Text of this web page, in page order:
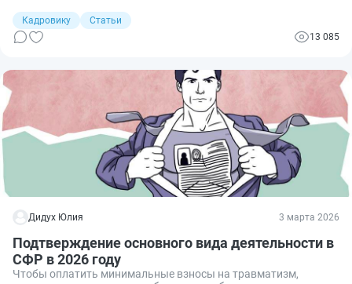
рассказываем, где взять бланк и как правильно его
заполнить.
Кадровику
Статьи
13 085
Дидух Юлия 3 марта 2026
Подтверждение основного вида деятельности в
СФР в 2026 году
Чтобы оплатить минимальные взносы на травматизм,